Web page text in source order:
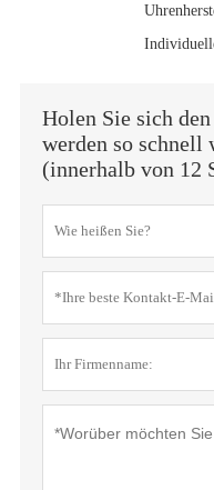
Holen Sie sich
werden so
(innerhalb von 12